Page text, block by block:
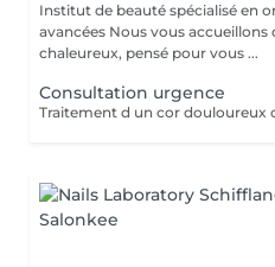
Institut de beauté spécialisé en
avancées Nous vous accueillons dans un espace moderne et
chaleureux, pensé pour vous ...
Consultation urgence
Traitement d un cor douloureux